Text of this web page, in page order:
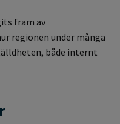
fram av
regionen under många
både internt